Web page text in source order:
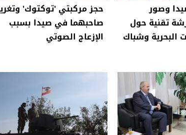
وصور
تقنية حول
البحرية وشباك
حجز مركبتي 'توكتوك'
صاحبهما في صيدا بسبب
الإزعاج الصوتي